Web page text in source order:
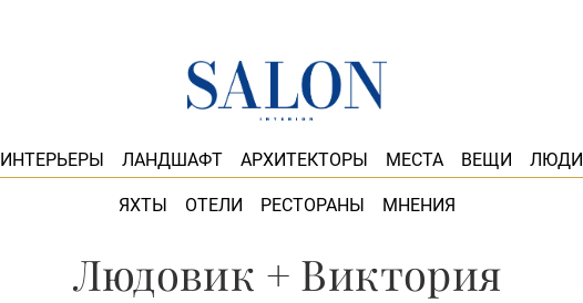
ИНТЕРЬЕРЫ ЛАНДШАФТ АРХИТЕКТОРЫ МЕСТА ВЕЩИ ЛЮДИ
ЯХТЫ ОТЕЛИ РЕСТОРАНЫ МНЕНИЯ
Людовик + Виктория